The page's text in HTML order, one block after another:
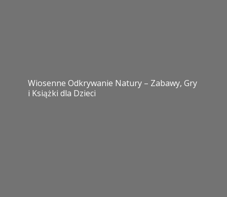
Wiosenne Odkrywanie Natury – Zabawy, Gry
i Książki dla Dzieci